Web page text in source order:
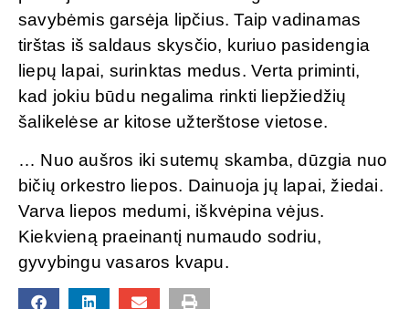
savybėmis garsėja lipčius. Taip vadinamas
tirštas iš saldaus skysčio, kuriuo pasidengia
liepų lapai, surinktas medus. Verta priminti,
kad jokiu būdu negalima rinkti liepžiedžių
šalikelėse ar kitose užterštose vietose.
… Nuo aušros iki sutemų skamba, dūzgia nuo
bičių orkestro liepos. Dainuoja jų lapai, žiedai.
Varva liepos medumi, iškvėpina vėjus.
Kiekvieną praeinantį numaudo sodriu,
gyvybingu vasaros kvapu.